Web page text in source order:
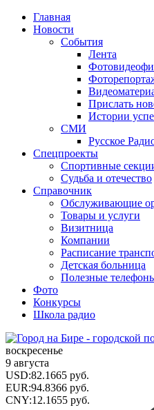
Главная
Новости
События
Лента
Прислать
Истории
СМИ
Русское
Спецпроекты
Спортивные
Судьба и отечество
Справочник
Обслуживающие
Товары и услуги
Визитница
Компании
Расписание
Детская больница
Полезные
Фото
Конкурсы
Школа радио
воскресенье
9 августа
USD:82.1665 руб.
EUR:94.8366 руб.
CNY:12.1655 руб.